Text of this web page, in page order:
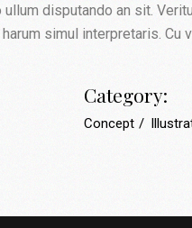
disputando an sit.
simul interpretaris.
Category:
Concept